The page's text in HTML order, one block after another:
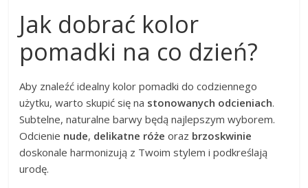
Jak dobrać kolor
pomadki na co dzień?
Aby znaleźć idealny kolor pomadki do codziennego
użytku, warto skupić się na stonowanych odcieniach.
Subtelne, naturalne barwy będą najlepszym wyborem.
Odcienie nude, delikatne róże oraz brzoskwinie
doskonale harmonizują z Twoim stylem i podkreślają
urodę.